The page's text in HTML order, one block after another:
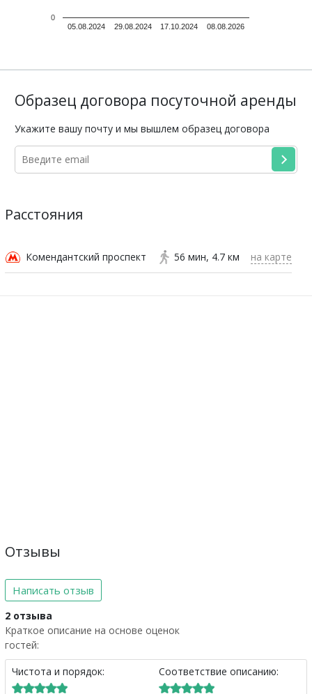
05.08.2024 29.08.2024 17.10.2024 08.08.2026
0
Образец договора посуточной аренды
Укажите вашу почту и мы вышлем образец договора
Расстояния
Комендантский проспект 56 мин 4.7 км на карте
Отзывы
Написать отзыв
2 отзыва
Краткое описание на основе оценок
гостей:
Чистота и порядок:
Соответствие описанию: